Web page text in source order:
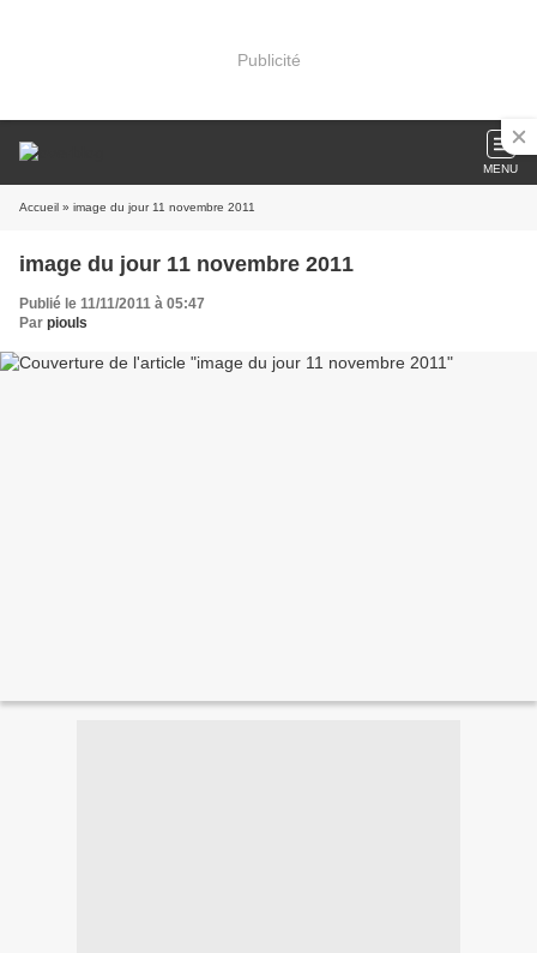
Publicité
MENU
Accueil » image du jour 11 novembre 2011
image du jour 11 novembre 2011
Publié le 11/11/2011 à 05:47
Par piouls